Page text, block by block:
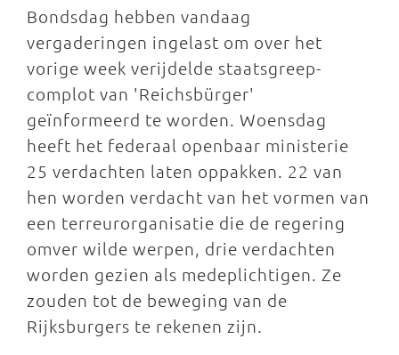
Bondsdag hebben vandaag
vergaderingen ingelast om over het
vorige week verijdelde staatsgreep-
complot van 'Reichsbürger'
geïnformeerd te worden. Woensdag
heeft het federaal openbaar ministerie
25 verdachten laten oppakken. 22 van
hen worden verdacht van het vormen van
een terreurorganisatie die de regering
omver wilde werpen, drie verdachten
worden gezien als medeplichtigen. Ze
zouden tot de beweging van de
Rijksburgers te rekenen zijn.